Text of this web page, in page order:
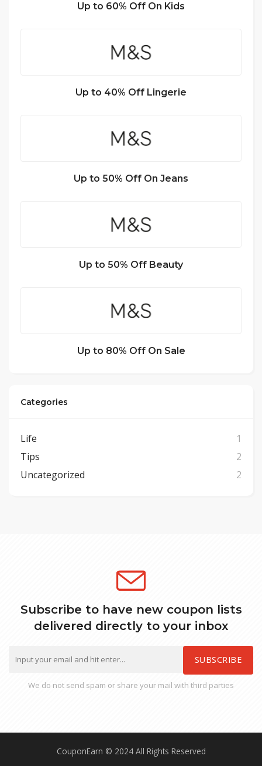
Up to 60% Off On Kids
Up to 40% Off Lingerie
Up to 50% Off On Jeans
Up to 50% Off Beauty
Up to 80% Off On Sale
Categories
Life
1
Tips
2
Uncategorized
2
Subscribe to have new coupon lists
delivered directly to your inbox
SUBSCRIBE
We do not send spam or share your mail with third parties
CouponEarn © 2024 All Rights Reserved